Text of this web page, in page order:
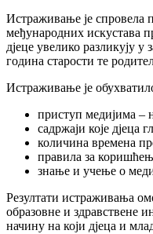
Истраживање је спровела
међународних искустава
дјеце увелико разликују
година старости те
Истраживање је
приступ медијима –
садржаји које дјеца
количина времена
правила за
знање и учење о
Резултати истраживања
образовне и здравствене
начину на који дјеца и